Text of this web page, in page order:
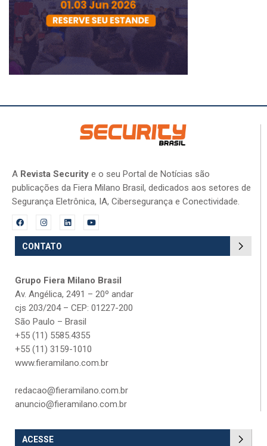
A Revista Security e o seu Portal de Notícias são
publicações da Fiera Milano Brasil, dedicados aos setores de
Segurança Eletrônica, IA, Cibersegurança e Conectividade.
CONTATO
Grupo Fiera Milano Brasil
Av. Angélica, 2491 – 20º andar
cjs 203/204 – CEP: 01227-200
São Paulo – Brasil
+55 (11) 5585.4355
+55 (11) 3159-1010
www.fieramilano.com.br
redacao@fieramilano.com.br
anuncio@fieramilano.com.br
ACESSE